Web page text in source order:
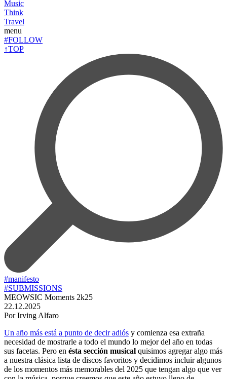
Music
Think
Travel
menu
#FOLLOW
↑TOP
#manifesto
#SUBMISSIONS
MEOWSIC Moments 2k25
22.12.2025
Por Irving Alfaro
Un año más está a punto de decir adiós y comienza esa extraña
necesidad de mostrarle a todo el mundo lo mejor del año en todas
sus facetas. Pero en ésta sección musical quisimos agregar algo más
a nuestra clásica lista de discos favoritos y decidimos incluir algunos
de los momentos más memorables del 2025 que tengan algo que ver